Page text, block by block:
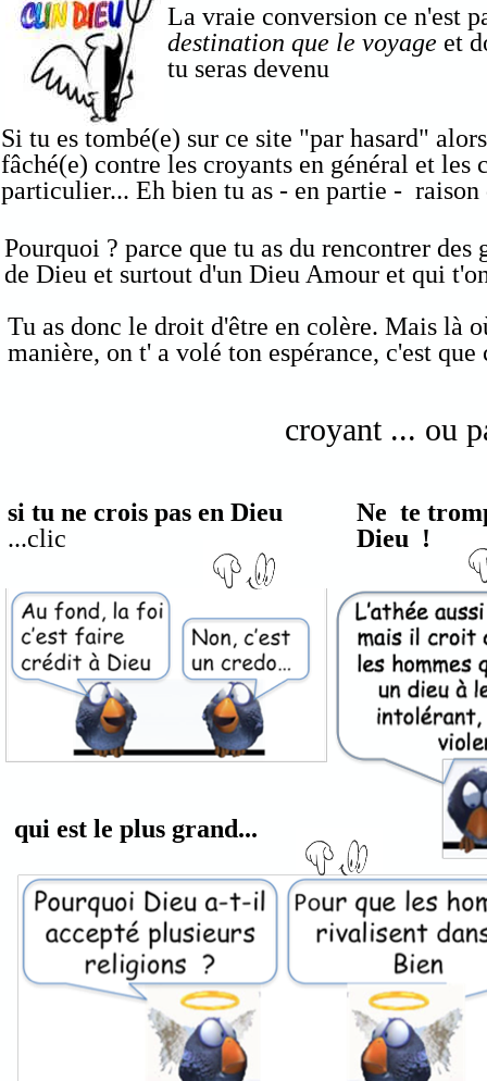
si tu ne crois pas en Dieu
...clic
qui est le plus grand...
croyant ... ou
Ne te
Dieu !
Si tu es tombé(e) sur ce site "par hasard"
fâché(e) contre les croyants en général et les
particulier... Eh bien tu as - en partie - raison
La vraie conversion ce n'est
destination que le voyage et
tu seras devenu
Tu as donc le droit d'être en colère. Mais là
manière, on t' a volé ton espérance, c'est
Pourquoi ? parce que tu as du rencontrer des
de Dieu et surtout d'un Dieu Amour et qui